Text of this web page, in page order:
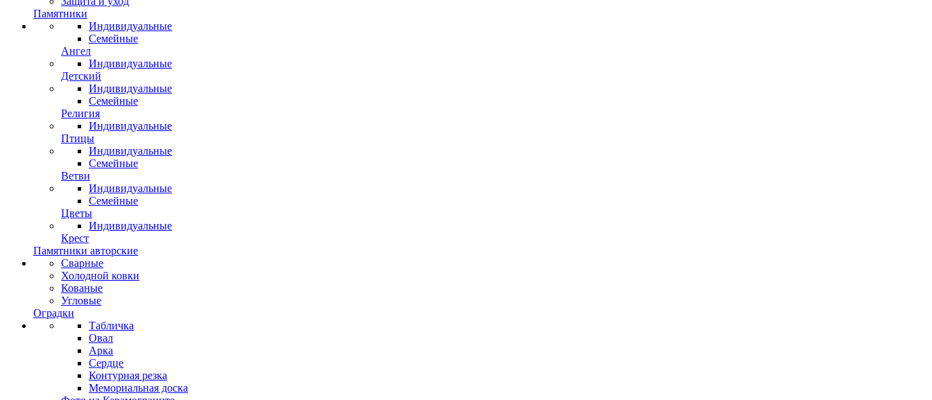
Памятники
Индивидуальные
Семейные
Ангел
Индивидуальные
Детский
Индивидуальные
Семейные
Религия
Индивидуальные
Птицы
Индивидуальные
Семейные
Ветви
Индивидуальные
Семейные
Цветы
Индивидуальные
Крест
Памятники авторские
Сварные
Холодной ковки
Кованые
Угловые
Оградки
Табличка
Овал
Арка
Сердце
Контурная резка
Мемориальная доска